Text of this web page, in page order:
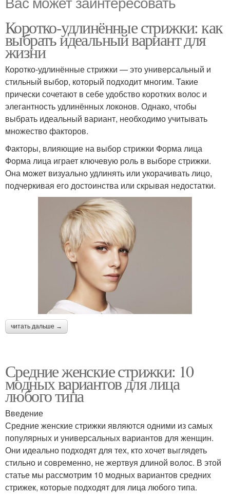
Коротко-удлинённые стрижки: как
выбрать идеальный вариант для
жизни
Коротко-удлинённые стрижки — это универсальный и
стильный выбор, который подходит многим. Такие
прически сочетают в себе удобство коротких волос и
элегантность удлинённых локонов. Однако, чтобы
выбрать идеальный вариант, необходимо учитывать
множество факторов.
Факторы, влияющие на выбор стрижки Форма лица
Форма лица играет ключевую роль в выборе стрижки.
Она может визуально удлинять или укорачивать лицо,
подчеркивая его достоинства или скрывая недостатки.
читать дальше →
Средние женские стрижки: 10
модных вариантов для лица
любого типа
Введение
Средние женские стрижки являются одними из самых
популярных и универсальных вариантов для женщин.
Они идеально подходят для тех, кто хочет выглядеть
стильно и современно, не жертвуя длиной волос. В этой
статье мы рассмотрим 10 модных вариантов средних
стрижек, которые подходят для лица любого типа.